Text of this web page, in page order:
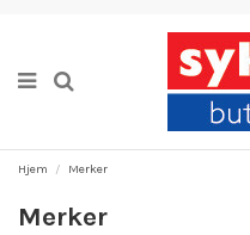
Hjem Merker
Merker